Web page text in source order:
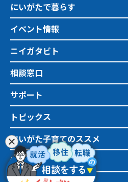
にいがたで暮らす
イベント情報
ニイガタビト
相談窓口
サポート
トピックス
にいがた子育てのススメ
地域おこし協力隊